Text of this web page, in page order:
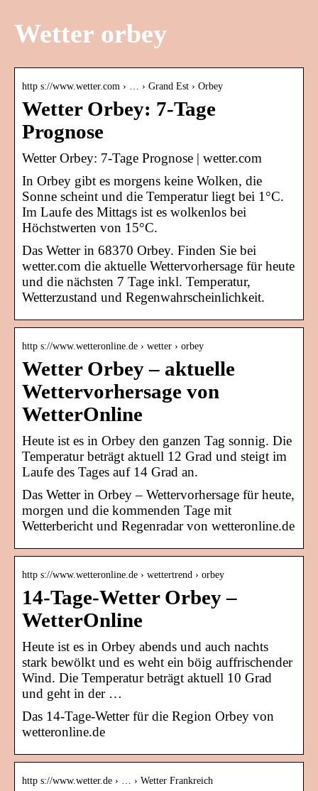
Wetter orbey
http s://www.wetter.com › … › Grand Est › Orbey
Wetter Orbey: 7-Tage
Prognose
Wetter Orbey: 7-Tage Prognose | wetter.com
In Orbey gibt es morgens keine Wolken, die
Sonne scheint und die Temperatur liegt bei 1°C.
Im Laufe des Mittags ist es wolkenlos bei
Höchstwerten von 15°C.
Das Wetter in 68370 Orbey. Finden Sie bei
wetter.com die aktuelle Wettervorhersage für heute
und die nächsten 7 Tage inkl. Temperatur,
Wetterzustand und Regenwahrscheinlichkeit.
http s://www.wetteronline.de › wetter › orbey
Wetter Orbey – aktuelle
Wettervorhersage von
WetterOnline
Heute ist es in Orbey den ganzen Tag sonnig. Die
Temperatur beträgt aktuell 12 Grad und steigt im
Laufe des Tages auf 14 Grad an.
Das Wetter in Orbey – Wettervorhersage für heute,
morgen und die kommenden Tage mit
Wetterbericht und Regenradar von wetteronline.de
http s://www.wetteronline.de › wettertrend › orbey
14-Tage-Wetter Orbey –
WetterOnline
Heute ist es in Orbey abends und auch nachts
stark bewölkt und es weht ein böig auffrischender
Wind. Die Temperatur beträgt aktuell 10 Grad
und geht in der …
Das 14-Tage-Wetter für die Region Orbey von
wetteronline.de
http s://www.wetter.de › … › Wetter Frankreich